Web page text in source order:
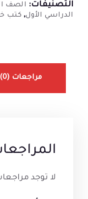
التصنيفات: الصف
الدراسي الأول, كتب
مراجعات (0)
لا توجد